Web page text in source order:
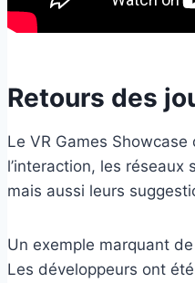
Retours des
Le VR Games
l’interaction, les
mais aussi leurs
Un exemple marquant
Les développeurs ont